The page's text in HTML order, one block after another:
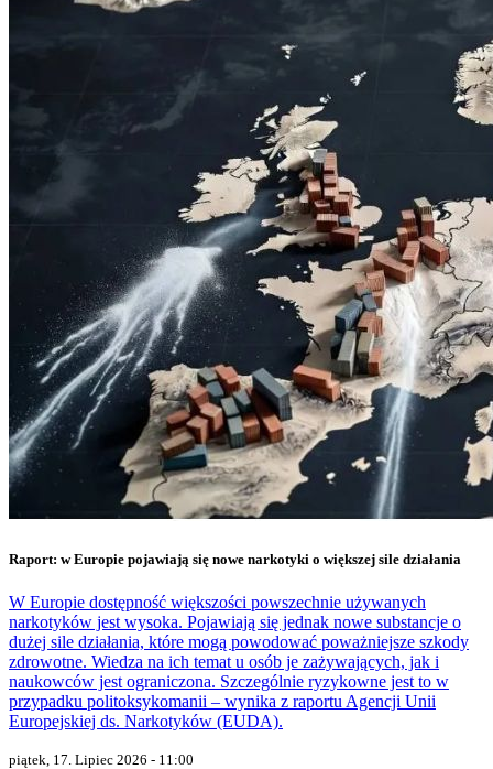
Raport: w Europie pojawiają się nowe narkotyki o większej sile działania
W Europie dostępność większości powszechnie używanych
narkotyków jest wysoka. Pojawiają się jednak nowe substancje o
dużej sile działania, które mogą powodować poważniejsze szkody
zdrowotne. Wiedza na ich temat u osób je zażywających, jak i
naukowców jest ograniczona. Szczególnie ryzykowne jest to w
przypadku politoksykomanii – wynika z raportu Agencji Unii
Europejskiej ds. Narkotyków (EUDA).
piątek, 17. Lipiec 2026 - 11:00